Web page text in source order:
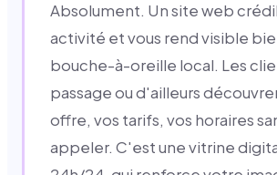
Absolument. Un site web
activité et vous rend visible
bouche-à-oreille local. Les
passage ou d'ailleurs
offre, vos tarifs, vos horaires
appeler. C'est une vitrine